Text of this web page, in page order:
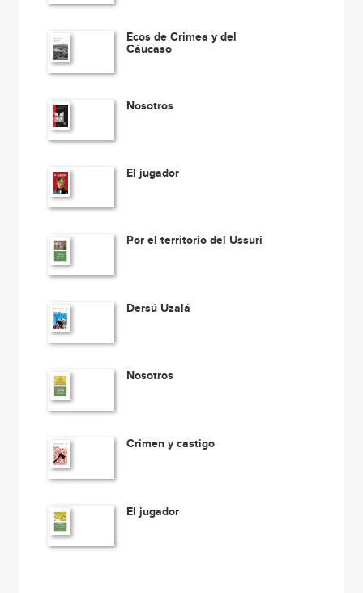
Ecos de Crimea y del
Cáucaso
Nosotros
El jugador
Por el territorio del Ussuri
Dersú Uzalá
Nosotros
Crimen y castigo
El jugador